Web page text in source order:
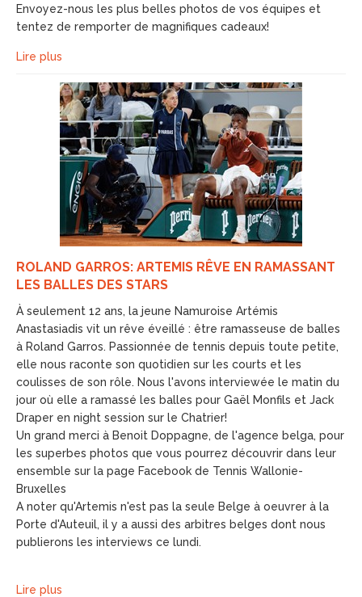
Envoyez-nous les plus belles photos de vos équipes et
tentez de remporter de magnifiques cadeaux!
Lire plus
ROLAND GARROS: ARTEMIS RÊVE EN RAMASSANT
LES BALLES DES STARS
À seulement 12 ans, la jeune Namuroise Artémis
Anastasiadis vit un rêve éveillé : être ramasseuse de balles
à Roland Garros. Passionnée de tennis depuis toute petite,
elle nous raconte son quotidien sur les courts et les
coulisses de son rôle. Nous l'avons interviewée le matin du
jour où elle a ramassé les balles pour Gaël Monfils et Jack
Draper en night session sur le Chatrier!
Un grand merci à Benoit Doppagne, de l'agence belga, pour
les superbes photos que vous pourrez découvrir dans leur
ensemble sur la page Facebook de Tennis Wallonie-
Bruxelles
A noter qu'Artemis n'est pas la seule Belge à oeuvrer à la
Porte d'Auteuil, il y a aussi des arbitres belges dont nous
publierons les interviews ce lundi.
Lire plus